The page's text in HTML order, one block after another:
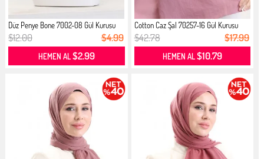
Düz Penye Bone 7002-08 Gül Kurusu
$12.00 $4.99
HEMEN AL$2.99
Cotton Caz Şal 70257-16 Gül Kurusu
$42.78 $17.99
HEMEN AL$10.79